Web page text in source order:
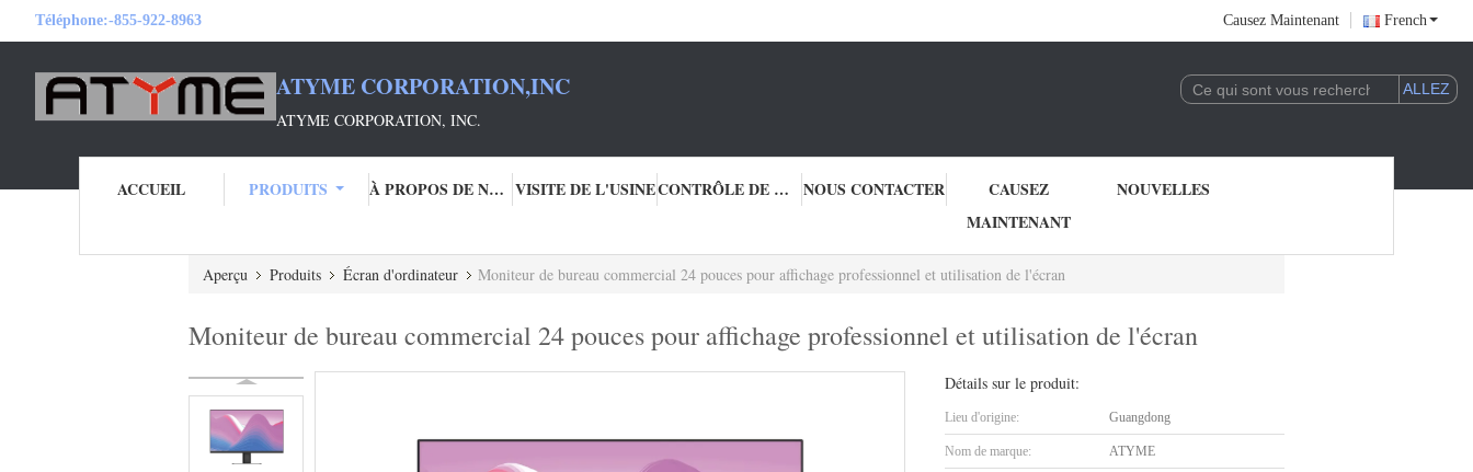
Téléphone:-855-922-8963 Causez Maintenant French
ATYME CORPORATION,INC
ATYME CORPORATION, INC.
ACCUEIL PRODUITS À PROPOS DE NOUS VISITE DE L'USINE CONTRÔLE DE QUALITÉ NOUS CONTACTER
CAUSEZ
MAINTENANT
NOUVELLES
Aperçu Produits Écran d'ordinateur Moniteur de bureau commercial 24 pouces pour affichage professionnel et utilisation de l'écran
Moniteur de bureau commercial 24 pouces pour affichage professionnel et utilisation de l'écran
Détails sur le produit:
Lieu d'origine: Guangdong
Nom de marque: ATYME